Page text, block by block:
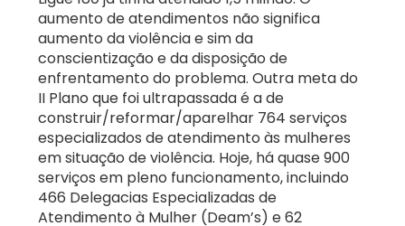
aumento de atendimentos não significa
aumento da violência e sim da
conscientização e da disposição de
enfrentamento do problema. Outra meta do
II Plano que foi ultrapassada é a de
construir/reformar/aparelhar 764 serviços
especializados de atendimento às mulheres
em situação de violência. Hoje, há quase 900
serviços em pleno funcionamento, incluindo
466 Delegacias Especializadas de
Atendimento à Mulher (Deam’s) e 62